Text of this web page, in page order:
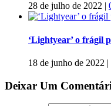
28 de julho de 2022 |
‘Lightyear’ o frágil
18 de junho de 2022 |
Deixar Um